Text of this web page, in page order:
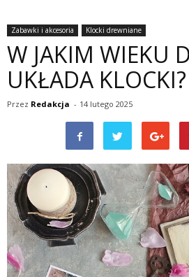
Zabawki i akcesoria Klocki drewniane
W JAKIM WIEKU
UKŁADA KLOCKI?
Przez Redakcja - 14 lutego 2025